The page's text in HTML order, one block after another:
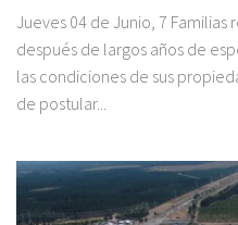
Jueves 04 de Junio, 7
después de largos años de
las condiciones de sus
de postular...